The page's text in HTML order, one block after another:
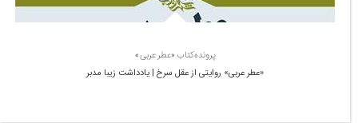
پرونده‌کتاب «عطر عربی»
«عطر عربی» روایتی از عقل سرخ | یادداشت زیبا مدبر